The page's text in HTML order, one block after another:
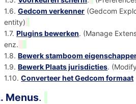
1.6.Gedcom verkenner (Gedcom
entity)
1.7.Plugins bewerken. (Manage
enz.
1.8.Bewerk stamboom
1.9.Bewerk Plaats jurisdicties.
1.10.Converteer het Gedcom formaat
Menus.